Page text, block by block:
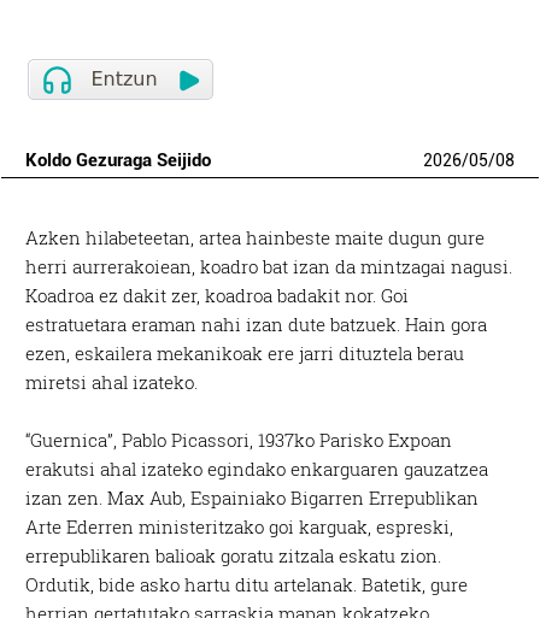
Koldo Gezuraga Seijido 2026/05/08
Azken hilabeteetan, artea hainbeste maite dugun gure
herri aurrerakoiean, koadro bat izan da mintzagai nagusi.
Koadroa ez dakit zer, koadroa badakit nor. Goi
estratuetara eraman nahi izan dute batzuek. Hain gora
ezen, eskailera mekanikoak ere jarri dituztela berau
miretsi ahal izateko.
“Guernica”, Pablo Picassori, 1937ko Parisko Expoan
erakutsi ahal izateko egindako enkarguaren gauzatzea
izan zen. Max Aub, Espainiako Bigarren Errepublikan
Arte Ederren ministeritzako goi karguak, espreski,
errepublikaren balioak goratu zitzala eskatu zion.
Ordutik, bide asko hartu ditu artelanak. Batetik, gure
herrian gertatutako sarraskia mapan kokatzeko